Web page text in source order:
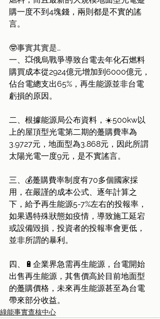
購一度不到4塊錢，兩則都是不實的謠
言。
🤓事實其實是…
一、💥俄烏戰爭導致台電去年化石燃料
購買成本從2924億元增加到6000億元，
佔台電總支出65%，再生能源並非台電
虧損的原因。
二、根據能源局公布資料，☀️500kw以
上的屋頂型光電第二期的躉購費率為
3.9727元，地面型為3.868元，因此所謂
太陽光電一度9元，是不實謠言。
三、💰躉購費率制度有70多個國家採
用，在嚴謹的成本公式、逐年計算之
下，給予再生能源5-7%左右的投報率，
如果遇特殊狀態如疫情，導致施工延宕
或設備毀損，投資者的投報率會更低，
並非所謂的暴利。
四、🔋企業界急需再生能源，台電開始
出售再生能源，其售價高於目前地面型
的躉購價格，未來再生能源甚至為台電
帶來部分收益。
綠能事實查核中心